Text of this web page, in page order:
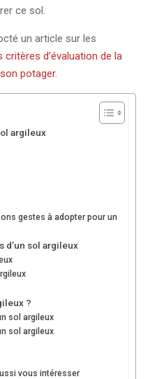
ce sol.
un article sur les
d’évaluation de la
potager.
argileux
gestes à adopter pour un
d’un sol argileux
?
sol argileux
sol argileux
vous intéresser